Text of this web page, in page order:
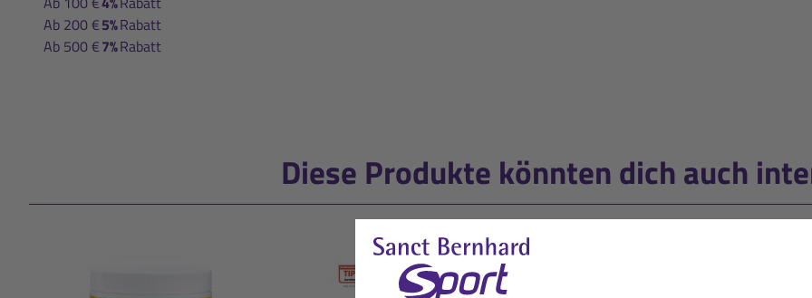
Ab 200 €5%Rabatt
Ab 500 €7%Rabatt
Diese Produkte könnten dich auch